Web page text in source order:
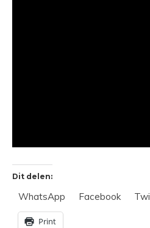
Dit delen:
WhatsApp Facebook
Print